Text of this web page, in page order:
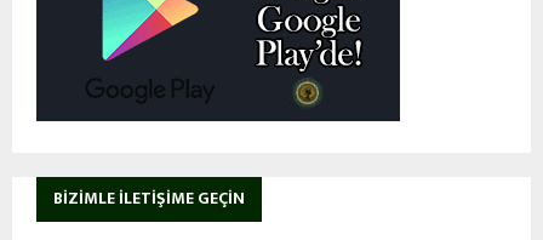
BIZIMLE İLETIŞIME GEÇIN